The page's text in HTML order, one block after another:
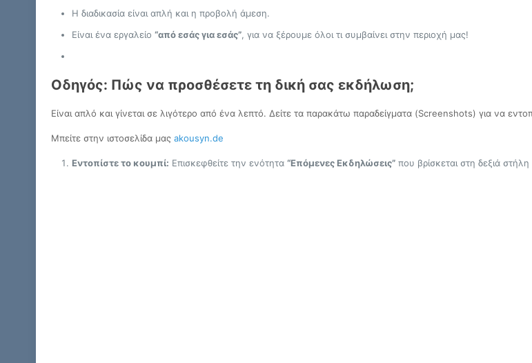
Η διαδικασία είναι απλή και η προβολή άμεση.
Είναι ένα εργαλείο“από εσάς για εσάς”, για να ξέρουμε όλοι τι συμβαίνει στην περιοχή μας!
Οδηγός: Πώς να προσθέσετε τη δική σας εκδήλωση;
Είναι απλό και γίνεται σε λιγότερο από ένα λεπτό. Δείτε τα παρακάτω παραδείγματα (Screenshots) για να
Μπείτε στην ιστοσελίδα μαςakousyn.de
Εντοπίστε το κουμπί: Επισκεφθείτε την ενότητα“Επόμενες Εκδηλώσεις” που βρίσκεται στη δεξιά